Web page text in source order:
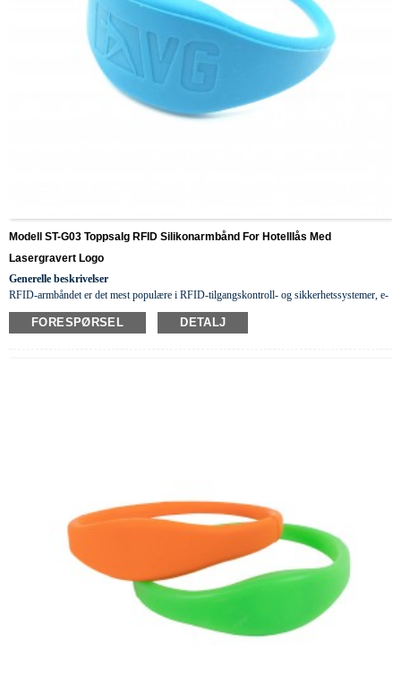
Modell ST-G03 Toppsalg RFID Silikonarmbånd For Hotelllås Med
Lasergravert Logo
Generelle beskrivelser
RFID-armbåndet er det mest populære i RFID-tilgangskontroll- og sikkerhetssystemer, e-
lommebøker, hotellnøkler, lojalitetsnøkler, sykehus osv., fordi det er multifunksjonelt
så snillfarger, friendelige materialer, ionbar og vanntett.
FORESPØRSEL DETALJ